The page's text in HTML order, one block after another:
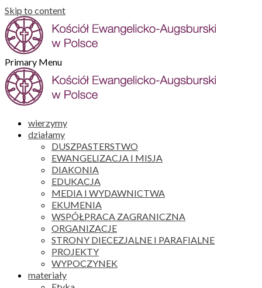
Skip to content
Primary Menu
wierzymy
działamy
DUSZPASTERSTWO
EWANGELIZACJA I MISJA
DIAKONIA
EDUKACJA
MEDIA I WYDAWNICTWA
EKUMENIA
WSPÓŁPRACA ZAGRANICZNA
ORGANIZACJE
STRONY DIECEZJALNE I PARAFIALNE
PROJEKTY
WYPOCZYNEK
materiały